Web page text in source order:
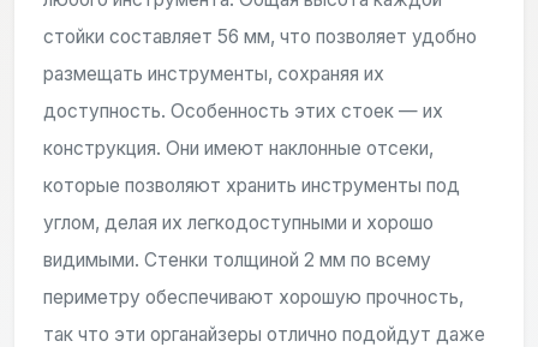
стойки составляет 56 мм, что позволяет удобно
размещать инструменты, сохраняя их
доступность. Особенность этих стоек — их
конструкция. Они имеют наклонные отсеки,
которые позволяют хранить инструменты под
углом, делая их легкодоступными и хорошо
видимыми. Стенки толщиной 2 мм по всему
периметру обеспечивают хорошую прочность,
так что эти органайзеры отлично подойдут даже